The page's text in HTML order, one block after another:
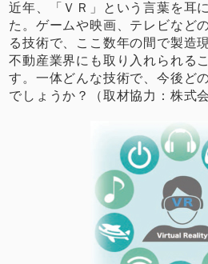
近年、「ＶＲ」という言葉を耳
た。ゲームや映画、テレビなど
る技術で、ここ数年の間で製造
不動産業界にも取り入れられる
す。一体どんな技術で、今後ど
でしょうか？（取材協力：株式